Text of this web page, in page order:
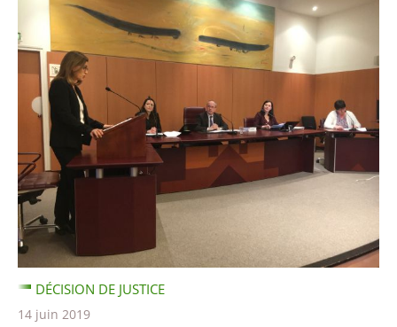
DÉCISION DE JUSTICE
14 juin 2019